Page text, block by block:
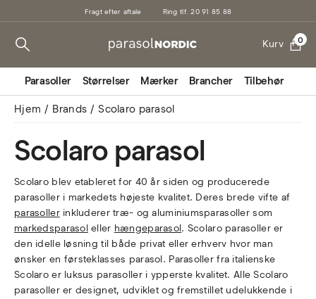
Fragt efter aftale Ring tlf. 20 91 85 88
Kurv 0
Parasoller Størrelser Mærker Brancher Tilbehør
Hjem Brands Scolaro parasol
Scolaro parasol
Scolaro blev etableret for 40 år siden og producerede
parasoller i markedets højeste kvalitet. Deres brede vifte af
parasollerinkluderer træ- og aluminiumsparasoller som
markedsparasoleller hængeparasol. Scolaro parasoller er
den idelle løsning til både privat eller erhverv hvor man
ønsker en førsteklasses parasol. Parasoller fra italienske
Scolaro er luksus parasoller i ypperste kvalitet. Alle Scolaro
parasoller er designet, udviklet og fremstillet udelukkende i